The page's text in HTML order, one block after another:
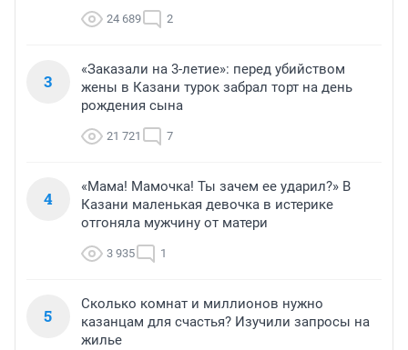
24 689 2
3
«Заказали на 3-летие»: перед убийством
жены в Казани турок забрал торт на день
рождения сына
21 721 7
4
«Мама! Мамочка! Ты зачем ее ударил?» В
Казани маленькая девочка в истерике
отгоняла мужчину от матери
3 935 1
5
Сколько комнат и миллионов нужно
казанцам для счастья? Изучили запросы на
жилье